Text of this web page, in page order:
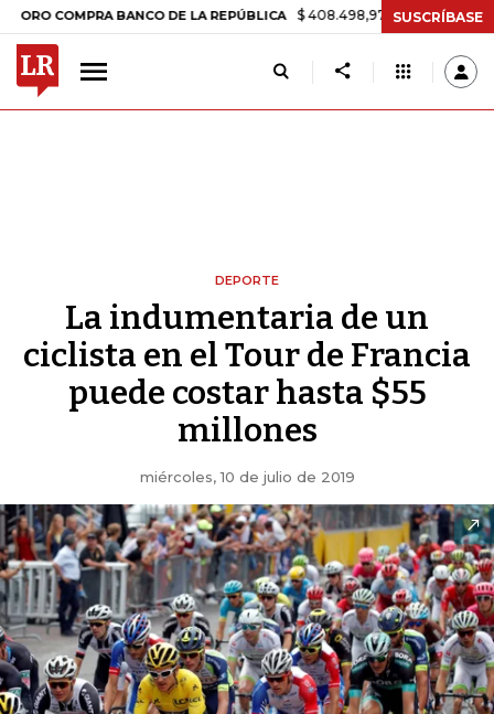
BANCO DE LA REPÚBLICA $ 408.498,97 +$ 8.753,81 +2,19%
SUSCRÍBASE
DEPORTE
La indumentaria de un
ciclista en el Tour de Francia
puede costar hasta $55
millones
miércoles, 10 de julio de 2019